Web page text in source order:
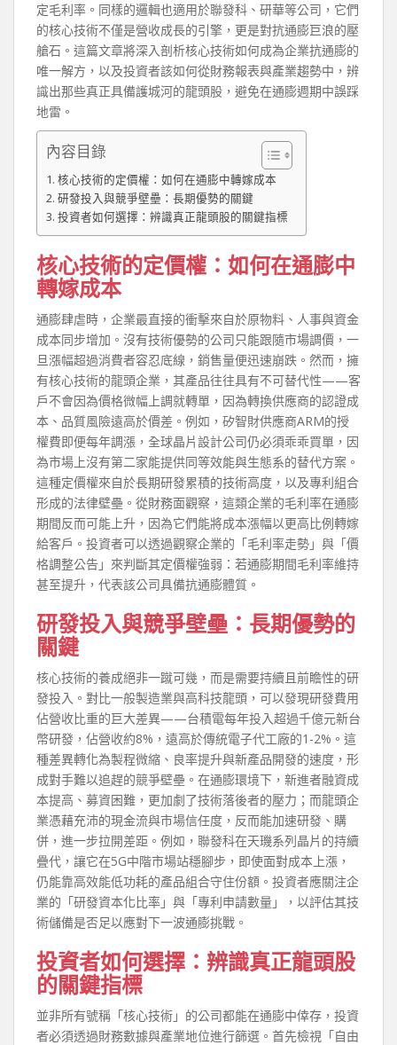
定毛利率。同樣的邏輯也適用於聯發科、研華等公司，它們
的核心技術不僅是營收成長的引擎，更是對抗通膨巨浪的壓
艙石。這篇文章將深入剖析核心技術如何成為企業抗通膨的
唯一解方，以及投資者該如何從財務報表與產業趨勢中，辨
識出那些真正具備護城河的龍頭股，避免在通膨週期中誤踩
地雷。
內容目錄
核心技術的定價權：如何在通膨中轉嫁成本
研發投入與競爭壁壘：長期優勢的關鍵
投資者如何選擇：辨識真正龍頭股的關鍵指標
核心技術的定價權：如何在通膨中
轉嫁成本
通膨肆虐時，企業最直接的衝擊來自於原物料、人事與資金
成本同步增加。沒有技術優勢的公司只能跟隨市場調價，一
旦漲幅超過消費者容忍底線，銷售量便迅速崩跌。然而，擁
有核心技術的龍頭企業，其產品往往具有不可替代性——客
戶不會因為價格微幅上調就轉單，因為轉換供應商的認證成
本、品質風險遠高於價差。例如，矽智財供應商ARM的授
權費即便每年調漲，全球晶片設計公司仍必須乖乖買單，因
為市場上沒有第二家能提供同等效能與生態系的替代方案。
這種定價權來自於長期研發累積的技術高度，以及專利組合
形成的法律壁壘。從財務面觀察，這類企業的毛利率在通膨
期間反而可能上升，因為它們能將成本漲幅以更高比例轉嫁
給客戶。投資者可以透過觀察企業的「毛利率走勢」與「價
格調整公告」來判斷其定價權強弱：若通膨期間毛利率維持
甚至提升，代表該公司具備抗通膨體質。
研發投入與競爭壁壘：長期優勢的
關鍵
核心技術的養成絕非一蹴可幾，而是需要持續且前瞻性的研
發投入。對比一般製造業與高科技龍頭，可以發現研發費用
佔營收比重的巨大差異——台積電每年投入超過千億元新台
幣研發，佔營收約8%，遠高於傳統電子代工廠的1-2%。這
種差異轉化為製程微縮、良率提升與新產品開發的速度，形
成對手難以追趕的競爭壁壘。在通膨環境下，新進者融資成
本提高、募資困難，更加劇了技術落後者的壓力；而龍頭企
業憑藉充沛的現金流與市場信任度，反而能加速研發、購
併，進一步拉開差距。例如，聯發科在天璣系列晶片的持續
疊代，讓它在5G中階市場站穩腳步，即使面對成本上漲，
仍能靠高效能低功耗的產品組合守住份額。投資者應關注企
業的「研發資本化比率」與「專利申請數量」，以評估其技
術儲備是否足以應對下一波通膨挑戰。
投資者如何選擇：辨識真正龍頭股
的關鍵指標
並非所有號稱「核心技術」的公司都能在通膨中倖存，投資
者必須透過財務數據與產業地位進行篩選。首先檢視「自由